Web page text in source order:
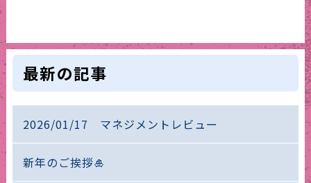
最新の記事
2026/01/17 マネジメントレビュー
新年のご挨拶🎍